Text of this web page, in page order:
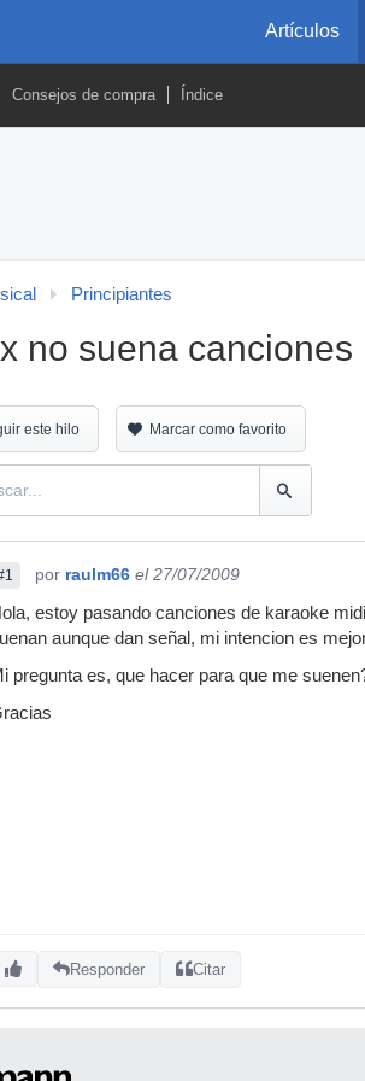
Artículos
Consejos de compra Índice
Principiantes
no suena canciones
este hilo Marcar como favorito
por raulm66 el 27/07/2009
estoy pasando canciones de karaoke
aunque dan señal, mi intencion es
pregunta es, que hacer para que me
Responder Citar